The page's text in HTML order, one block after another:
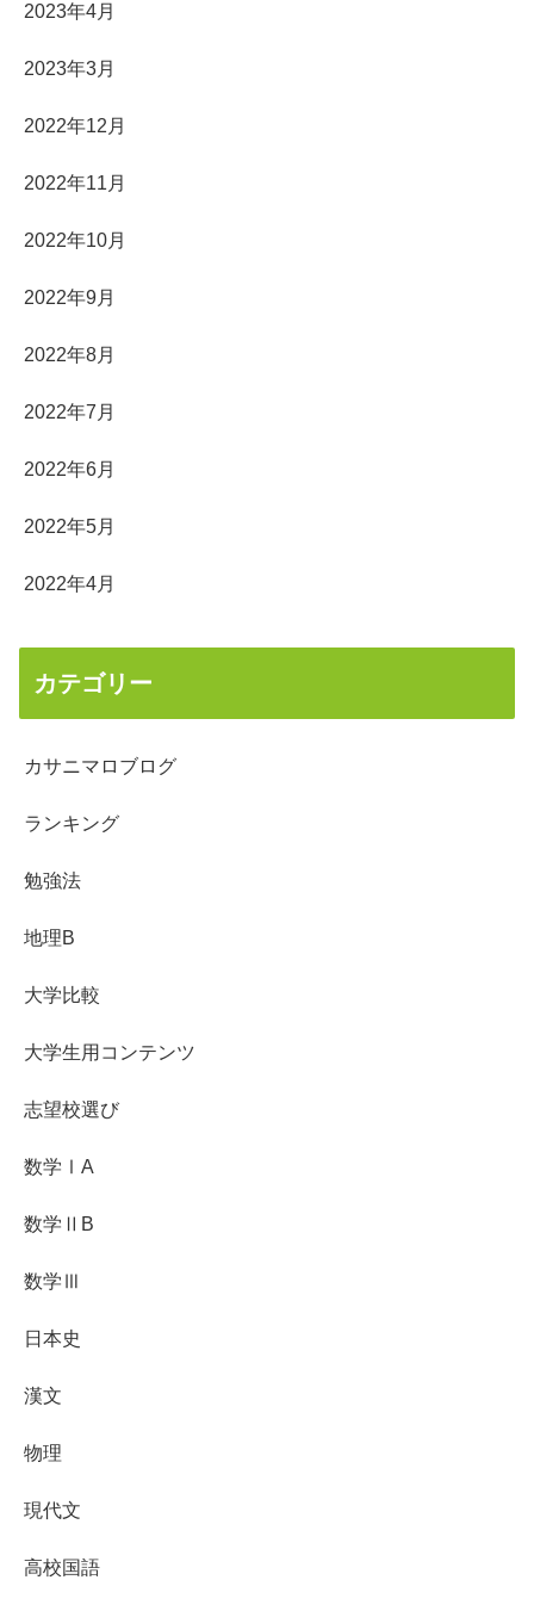
2023年4月
2023年3月
2022年12月
2022年11月
2022年10月
2022年9月
2022年8月
2022年7月
2022年6月
2022年5月
2022年4月
カテゴリー
カサニマロブログ
ランキング
勉強法
地理B
大学比較
大学生用コンテンツ
志望校選び
数学ⅠA
数学ⅡB
数学Ⅲ
日本史
漢文
物理
現代文
高校国語